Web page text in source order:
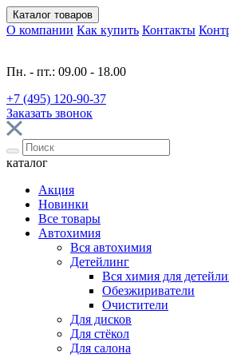
Каталог товаров
О компании Как купить Контакты
Пн. - пт.: 09.00 - 18.00
+7 (495) 120-90-37
Заказать звонок
каталог
Акция
Новинки
Все товары
Автохимия
Вся автохимия
Детейлинг
Вся химия для
Обезжириватели
Очистители
Для дисков
Для стёкол
Для салона